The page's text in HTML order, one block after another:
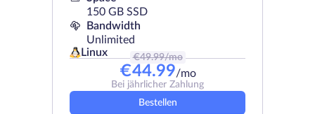
150 GB SSD
Bandwidth
Unlimited
Linux
€49.99/mo
€44.99/mo
Bei jährlicher Zahlung
Bestellen